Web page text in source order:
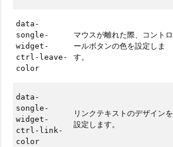
data-
songle-
widget-
ctrl-leave-
color
マウスが離れた際、コントロ
ールボタンの色を設定しま
す。
data-
songle-
widget-
ctrl-link-
color
リンクテキストのデザインを
設定します。